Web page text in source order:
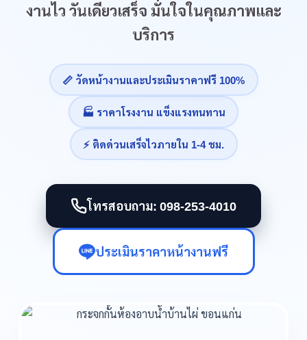
งานไว วันเดียวเสร็จ มั่นใจในคุณภาพและ
บริการ
📏 วัดหน้างานและประเมินราคาฟรี 100%
🏭 ราคาโรงงาน แข็งแรงทนทาน
⚡ ติดด่วนเสร็จไวภายใน 1-4 ชม.
โทรสอบถาม: 098-253-4010
ประเมินราคาหน้างานฟรี